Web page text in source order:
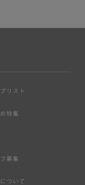
リスト
特集
募集
ついて